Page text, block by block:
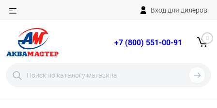
Вход для дилеров
+7 (800) 551-00-91 0